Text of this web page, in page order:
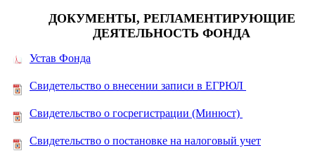
ДОКУМЕНТЫ, РЕГЛАМЕНТИРУЮЩИЕ
ДЕЯТЕЛЬНОСТЬ ФОНДА
Устав Фонда
Свидетельство о внесении записи в ЕГРЮЛ
Свидетельство о госрегистрации (Минюст)
Свидетельство о постановке на налоговый учет